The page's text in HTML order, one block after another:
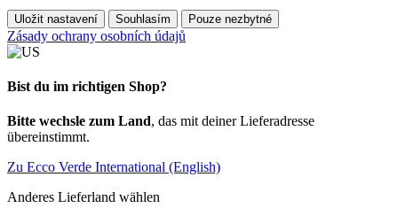
Uložit nastavení Souhlasím Pouze nezbytné
Zásady ochrany osobních údajů
Bist du im richtigen Shop?
Bitte wechsle zum Land, das mit deiner Lieferadresse
übereinstimmt.
Zu Ecco Verde International (English)
Anderes Lieferland wählen